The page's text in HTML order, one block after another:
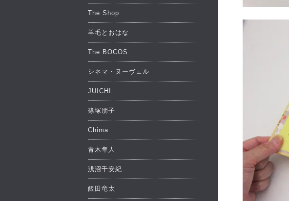
The Shop
羊毛とおはな
The BOCOS
シネマ・ヌーヴェル
JUICHI
篠塚朋子
Chima
青木隼人
浅沼千安紀
飯田竜太